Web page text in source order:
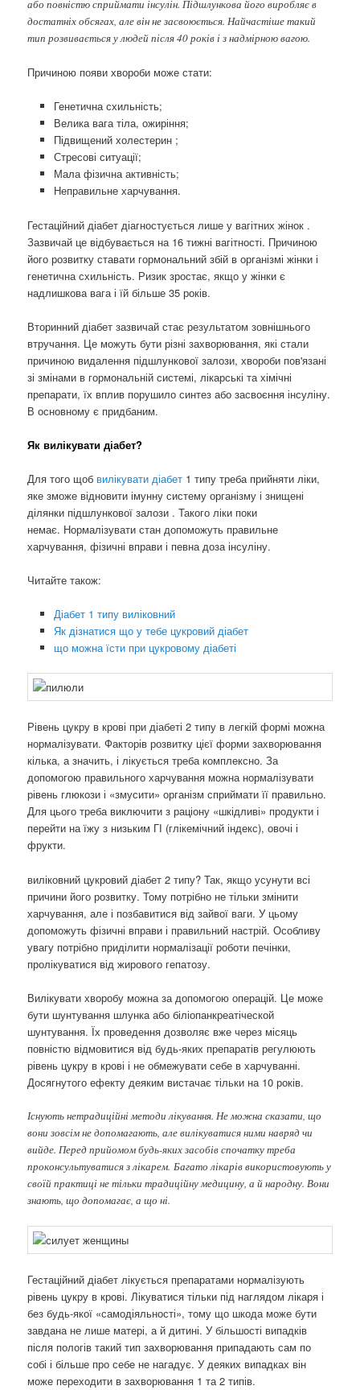
або повністю сприймати інсулін. Підшлункова його виробляє в
достатніх обсягах, але він не засвоюється. Найчастіше такий
тип розвивається у людей після 40 років і з надмірною вагою.
Причиною появи хвороби може стати:
Генетична схильність;
Велика вага тіла, ожиріння;
Підвищений холестерин ;
Стресові ситуації;
Мала фізична активність;
Неправильне харчування.
Гестаційний діабет діагностується лише у вагітних жінок .
Зазвичай це відбувається на 16 тижні вагітності. Причиною
його розвитку ставати гормональний збій в організмі жінки і
генетична схильність. Ризик зростає, якщо у жінки є
надлишкова вага і їй більше 35 років.
Вторинний діабет зазвичай стає результатом зовнішнього
втручання. Це можуть бути різні захворювання, які стали
причиною видалення підшлункової залози, хвороби пов'язані
зі змінами в гормональній системі, лікарські та хімічні
препарати, їх вплив порушило синтез або засвоєння інсуліну.
В основному є придбаним.
Як вилікувати діабет?
Для того щоб вилікувати діабет 1 типу треба прийняти ліки,
яке зможе відновити імунну систему організму і знищені
ділянки підшлункової залози . Такого ліки поки
немає. Нормалізувати стан допоможуть правильне
харчування, фізичні вправи і певна доза інсуліну.
Читайте також:
Діабет 1 типу виліковний
Як дізнатися що у тебе цукровий діабет
що можна їсти при цукровому діабеті
Рівень цукру в крові при діабеті 2 типу в легкій формі можна
нормалізувати. Факторів розвитку цієї форми захворювання
кілька, а значить, і лікується треба комплексно. За
допомогою правильного харчування можна нормалізувати
рівень глюкози і «змусити» організм сприймати її правильно.
Для цього треба виключити з раціону «шкідливі» продукти і
перейти на їжу з низьким ГІ (глікемічний індекс), овочі і
фрукти.
виліковний цукровий діабет 2 типу? Так, якщо усунути всі
причини його розвитку. Тому потрібно не тільки змінити
харчування, але і позбавитися від зайвої ваги. У цьому
допоможуть фізичні вправи і правильний настрій. Особливу
увагу потрібно приділити нормалізації роботи печінки,
пролікуватися від жирового гепатозу.
Вилікувати хворобу можна за допомогою операцій. Це може
бути шунтування шлунка або біліопанкреатіческой
шунтування. Їх проведення дозволяє вже через місяць
повністю відмовитися від будь-яких препаратів регулюють
рівень цукру в крові і не обмежувати себе в харчуванні.
Досягнутого ефекту деяким вистачає тільки на 10 років.
Існують нетрадиційні методи лікування. Не можна сказати, що
вони зовсім не допомагають, але вилікуватися ними навряд чи
вийде. Перед прийомом будь-яких засобів спочатку треба
проконсультуватися з лікарем. Багато лікарів використовують у
своїй практиці не тільки традиційну медицину, а й народну. Вони
знають, що допомагає, а що ні.
Гестаційний діабет лікується препаратами нормалізують
рівень цукру в крові. Лікуватися тільки під наглядом лікаря і
без будь-якої «самодіяльності», тому що шкода може бути
завдана не лише матері, а й дитині. У більшості випадків
після пологів такий тип захворювання припадають сам по
собі і більше про себе не нагадує. У деяких випадках він
може переходити в захворювання 1 та 2 типів.